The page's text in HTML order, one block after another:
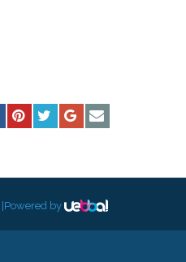
Powered by